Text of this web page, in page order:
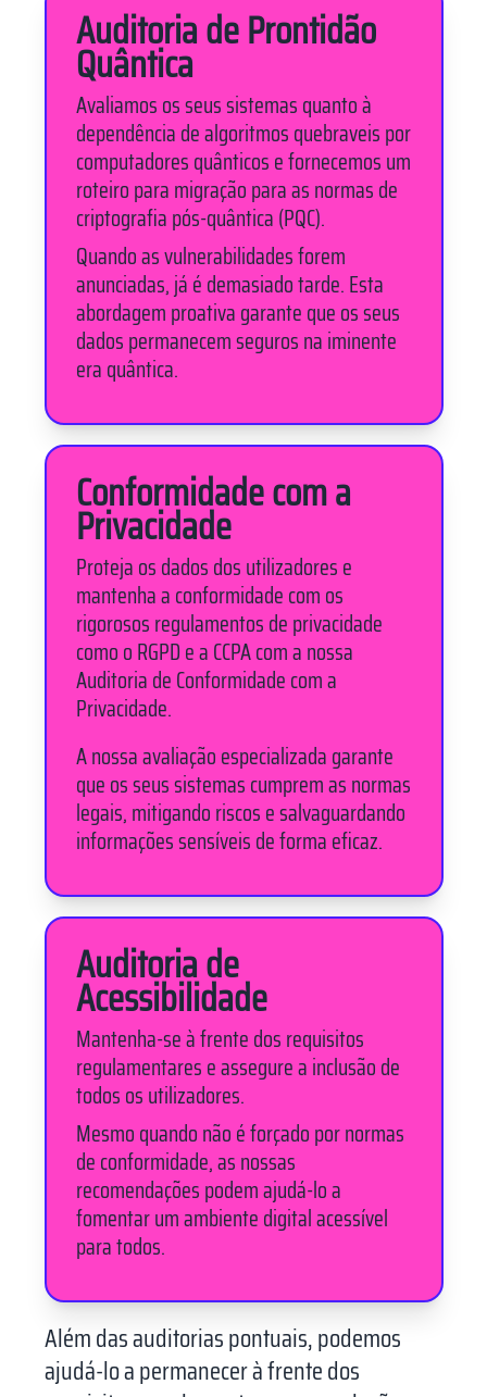
Auditoria de Prontidão
Quântica
Avaliamos os seus sistemas quanto à
dependência de algoritmos quebraveis por
computadores quânticos e fornecemos um
roteiro para migração para as normas de
criptografia pós-quântica (PQC).
Quando as vulnerabilidades forem
anunciadas, já é demasiado tarde. Esta
abordagem proativa garante que os seus
dados permanecem seguros na iminente
era quântica.
Conformidade com a
Privacidade
Proteja os dados dos utilizadores e
mantenha a conformidade com os
rigorosos regulamentos de privacidade
como o RGPD e a CCPA com a nossa
Auditoria de Conformidade com a
Privacidade.
A nossa avaliação especializada garante
que os seus sistemas cumprem as normas
legais, mitigando riscos e salvaguardando
informações sensíveis de forma eficaz.
Auditoria de
Acessibilidade
Mantenha-se à frente dos requisitos
regulamentares e assegure a inclusão de
todos os utilizadores.
Mesmo quando não é forçado por normas
de conformidade, as nossas
recomendações podem ajudá-lo a
fomentar um ambiente digital acessível
para todos.
Além das auditorias pontuais, podemos
ajudá-lo a permanecer à frente dos